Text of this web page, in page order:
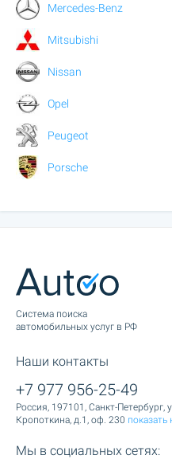
Mercedes-Benz
Mitsubishi
Nissan
Opel
Peugeot
Porsche
Cистема поиска
автомобильных услуг в РФ
Наши контакты
+7 977 956-25-49
Россия, 197101, Санкт-Петербург,
Кропоткина, д.1, оф. 230 показать
Мы в социальных сетях: